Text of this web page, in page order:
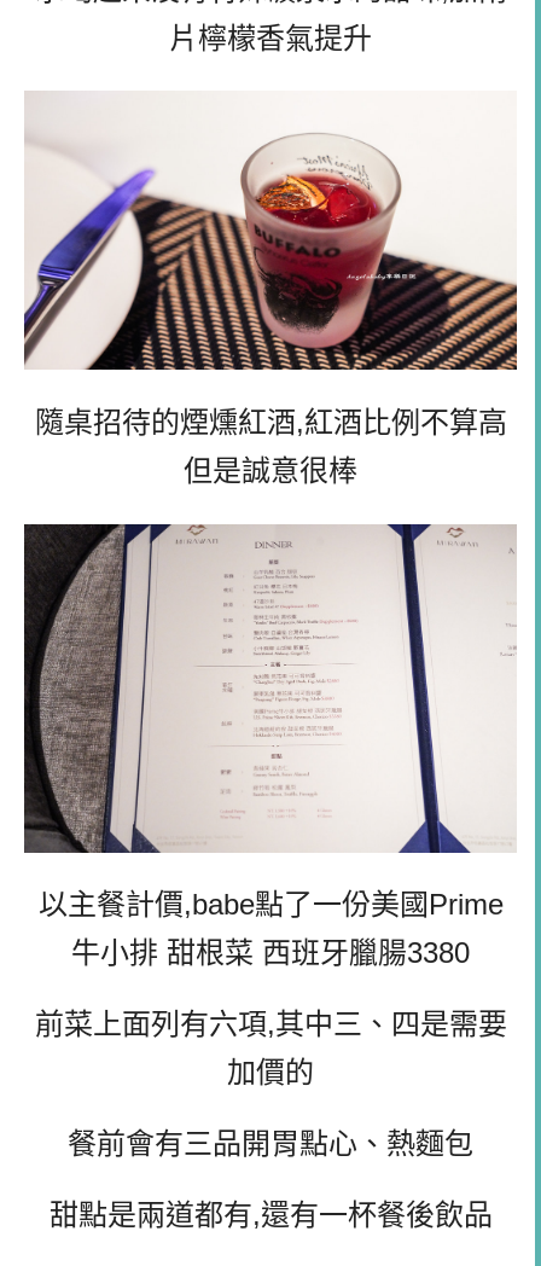
片檸檬香氣提升
隨桌招待的煙燻紅酒,紅酒比例不算高
但是誠意很棒
以主餐計價,babe點了一份美國Prime
牛小排 甜根菜 西班牙臘腸3380
前菜上面列有六項,其中三、四是需要
加價的
餐前會有三品開胃點心、熱麵包
甜點是兩道都有,還有一杯餐後飲品